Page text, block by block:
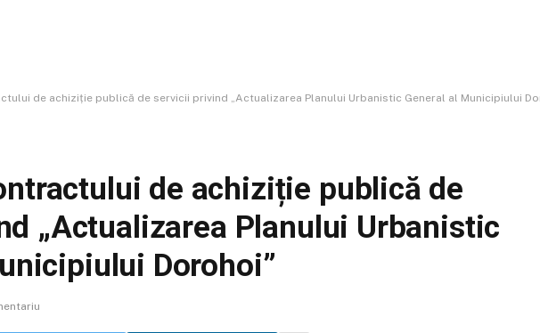
de achiziție publică de servicii privind „Actualizarea Planului Urbanistic General al Municipiului
de achiziție publică de
„Actualizarea Planului Urbanistic
Dorohoi”